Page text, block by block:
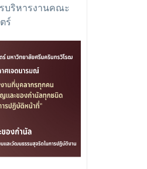
บริหารงานคณะ
ร์